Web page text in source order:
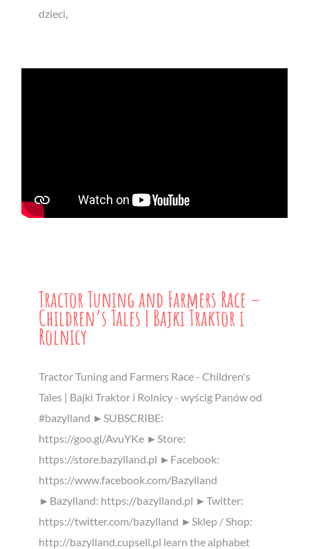
dzieci,
Tractor Tuning and Farmers Race –
Children’s Tales | Bajki Traktor i
Rolnicy
Tractor Tuning and Farmers Race - Children's
Tales | Bajki Traktor i Rolnicy - wyścig Panów od
#bazylland ►SUBSCRIBE:
https://goo.gl/AvuYKe ►Store:
https://store.bazylland.pl ►Facebook:
https://www.facebook.com/Bazylland
►Bazylland: https://bazylland.pl ►Twitter:
https://twitter.com/bazylland ►Sklep / Shop:
http://bazylland.cupsell.pl learn the alphabet